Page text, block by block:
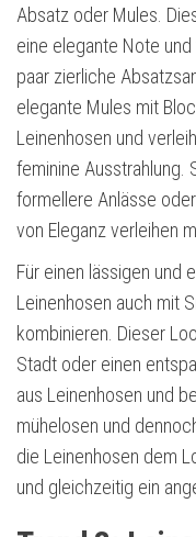
Absatz oder Mules.
eine elegante Note
paar zierliche
elegante Mules mit
Leinenhosen und
feminine Ausstrahlung.
formellere Anlässe
von Eleganz verleihen
Für einen lässigen und
Leinenhosen auch mit
kombinieren. Dieser
Stadt oder einen
aus Leinenhosen und
mühelosen und
die Leinenhosen dem
und gleichzeitig ein